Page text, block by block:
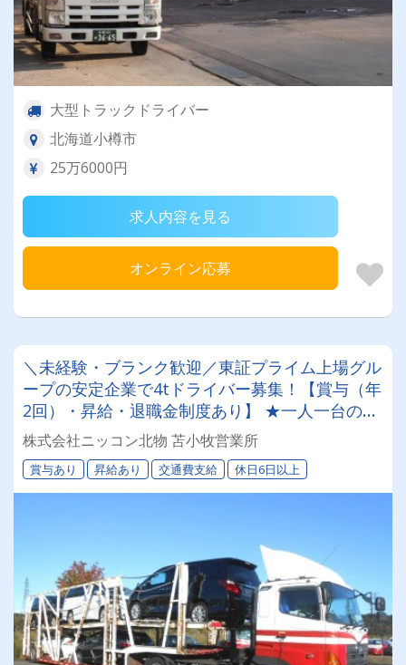
大型トラックドライバー
北海道小樽市
25万6000円
求人内容を見る
オンライン応募
＼未経験・ブランク歓迎／東証プライム上場グル
ープの安定企業で4tドライバー募集！【賞与（年
2回）・昇給・退職金制度あり】 ★一人一台の専
属車両★無事故等で月給17,000円UPのチャンス
◎★資格取得支援制度★希望休＆育休実績あり！
女性ドライバーも活躍中の働きやすい職場です♪
株式会社ニッコン北物 苫小牧営業所
賞与あり 昇給あり 交通費支給 休日6日以上